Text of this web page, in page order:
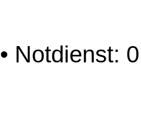
• Notdienst: